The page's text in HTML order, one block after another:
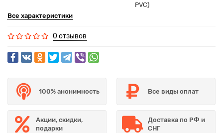
PVC)
Все характеристики
0 отзывов
100% анонимность Все виды оплат
Акции, скидки,
подарки
Доставка по РФ и
СНГ